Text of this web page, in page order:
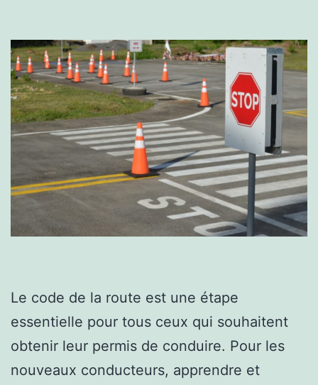
Le code de la route est une étape
essentielle pour tous ceux qui souhaitent
obtenir leur permis de conduire. Pour les
nouveaux conducteurs, apprendre et